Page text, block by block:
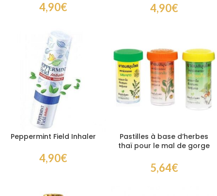
4,90€ 4,90€
Peppermint Field Inhaler
4,90€
Pastilles à base d’herbes
thaï pour le mal de gorge
pots
5,64€